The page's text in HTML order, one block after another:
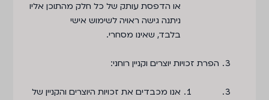
או הדפסת עותק של כל חלק מהתוכן אליו
ניתנה גישה ראויה לשימוש אישי
בלבד, שאינו מסחרי.
הפרת זכויות יוצרים וקניין רוחני:
אנו מכבדים את זכויות היוצרים והקניין של